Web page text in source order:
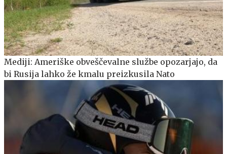
Mediji: Ameriške obveščevalne službe opozarjajo, da
bi Rusija lahko že kmalu preizkusila Nato